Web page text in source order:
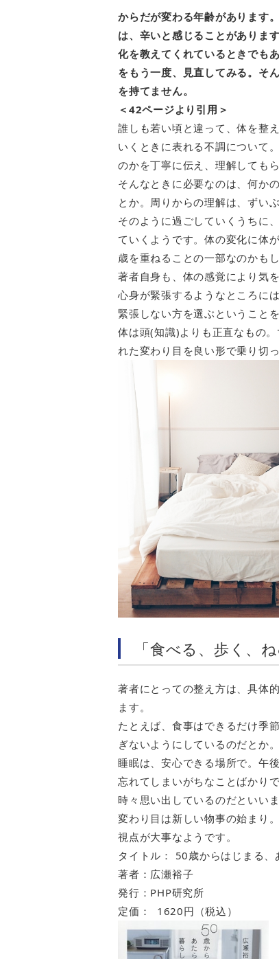
からだが変わる年齢があります
は、辛いと感じることがありま
化を教えてくれているときでも
をもう一度、見直してみる。そ
を持てません。
＜42ページより引用＞
誰しも若い頃と違って、体を整
いくときに表れる不調について
のかを丁寧に伝え、理解しても
そんなときに必要なのは、何か
とか。周りからの理解は、ずい
そのように過ごしていくうちに
ていくようです。体の変化に体
歳を重ねることの一部なのかもし
著者自身も、体の感覚により気
心身が緊張するようなところに
緊張しない方を選ぶということ
体は頭(知識)よりも正直なもの
れた変わり目を良い形で乗り切
「食べる、歩く、
著者にとっての整え方は、具体
ます。
たとえば、食事はできるだけ季
ぎないようにしているのだとか。
睡眠は、安心できる場所で。午
忘れてしまいがちなことばかり
時々思い出しているのだといいま
変わり目は新しい物事の始まり
視点が大事なようです。
タイトル： 50歳からはじまる、
著者：広瀬裕子
発行：PHP研究所
定価： 1620円（税込）